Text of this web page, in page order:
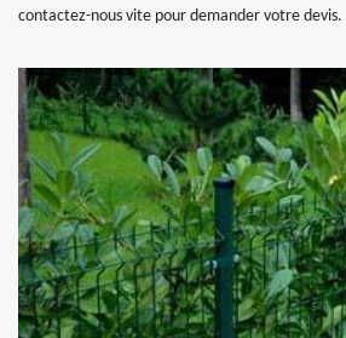
contactez-nous vite pour demander votre devis.